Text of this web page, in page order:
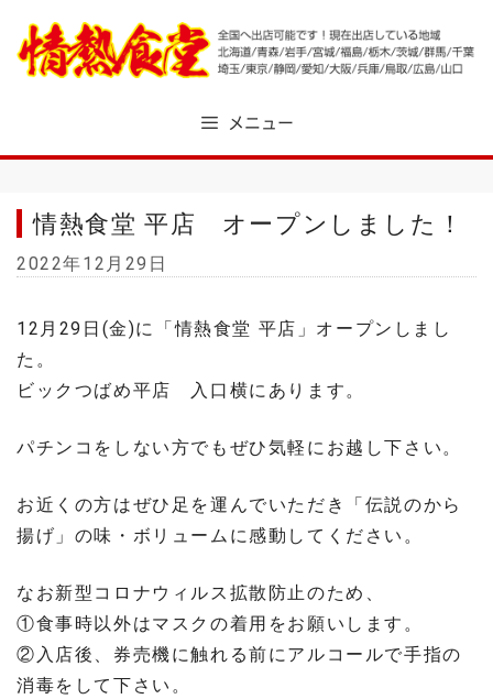
to
content
メニュー
情熱食堂 平店 オープンしました！
2022年12月29日
12月29日(金)に「情熱食堂 平店」オープンしまし
た。
ビックつばめ平店 入口横にあります。
パチンコをしない方でもぜひ気軽にお越し下さい。
お近くの方はぜひ足を運んでいただき「伝説のから
揚げ」の味・ボリュームに感動してください。
なお新型コロナウィルス拡散防止のため、
①食事時以外はマスクの着用をお願いします。
②入店後、券売機に触れる前にアルコールで手指の
消毒をして下さい。